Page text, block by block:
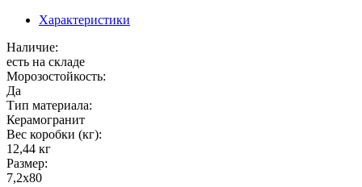
Характеристики
Наличие:
есть на складе
Морозостойкость:
Да
Тип материала:
Керамогранит
Вес коробки (кг):
12,44 кг
Размер:
7,2x80